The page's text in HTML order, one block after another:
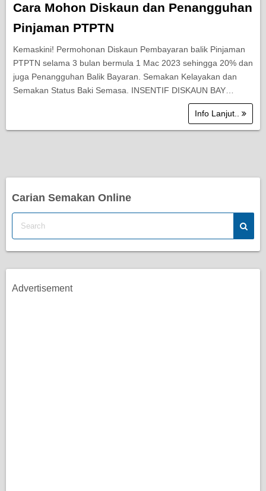
Cara Mohon Diskaun dan Penangguhan
Pinjaman PTPTN
Kemaskini! Permohonan Diskaun Pembayaran balik Pinjaman
PTPTN selama 3 bulan bermula 1 Mac 2023 sehingga 20% dan
juga Penangguhan Balik Bayaran. Semakan Kelayakan dan
Semakan Status Baki Semasa. INSENTIF DISKAUN BAY…
Info Lanjut..
Carian Semakan Online
Advertisement